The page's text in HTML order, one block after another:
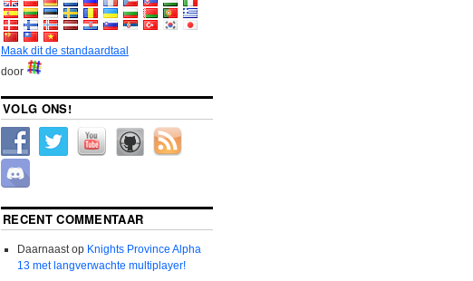
Maak dit de standaardtaal
door
VOLG ONS!
RECENT COMMENTAAR
Daarnaastop Knights Province Alpha
13 met langverwachte multiplayer!